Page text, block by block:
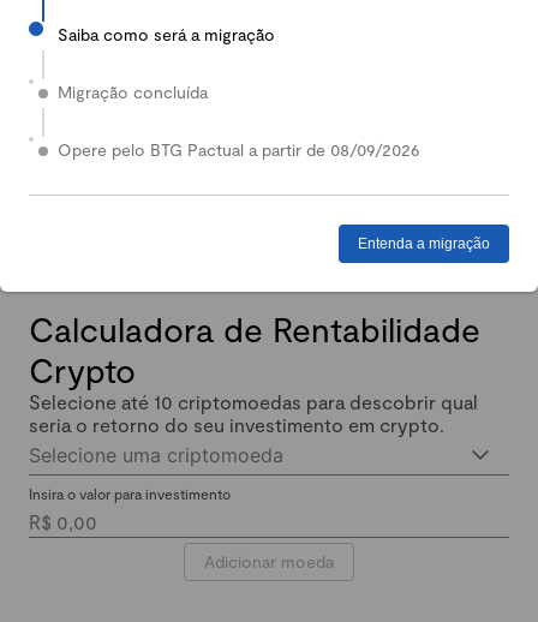
2024
Em 2024, nossa Carteira Conservadora mais que
Enquanto isso, quem investiu em Renda Fixa lucrou
Calculadora de Rentabilidade
Crypto
Selecione até 10 criptomoedas para descobrir qual
seria o retorno do seu investimento em crypto.
Selecione uma criptomoeda
Insira o valor para investimento
Adicionar moeda
Saiba como será a migração
Migração concluída
Opere pelo BTG Pactual a partir de 08/09/2026
Entenda a migração